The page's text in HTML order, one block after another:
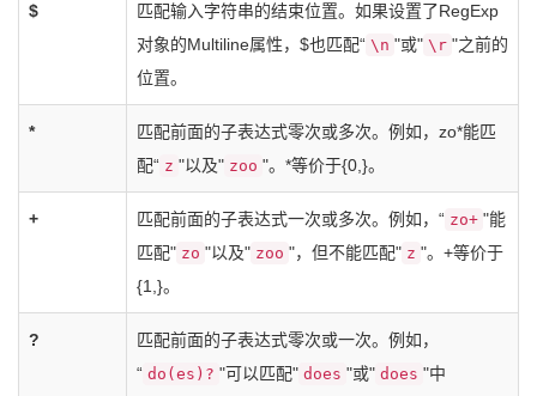
$
匹配输入字符串的结束位置。如果设置了RegExp
对象的Multiline属性，$也匹配“ \n "或" \r "之前的
位置。
*
匹配前面的子表达式零次或多次。例如，zo*能匹
配“ z "以及" zoo "。*等价于{0,}。
+ 匹配前面的子表达式一次或多次。例如，“ zo+ "能
匹配" zo "以及" zoo "，但不能匹配" z "。+等价于
{1,}。
?
匹配前面的子表达式零次或一次。例如，
“ do(es)? "可以匹配" does "或" does "中